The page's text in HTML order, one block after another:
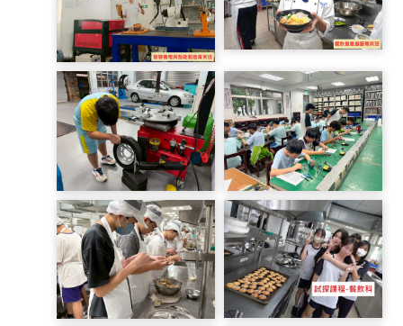
綜高科
廣設科
機電科
餐飲科
LINE_ALBUM_20241104
動力機械D1
D2_251105_38
LINE_ALBUM_0923電機
電子C3_250924_54